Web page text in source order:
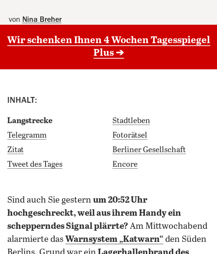
von Nina Breher
Wir schenken Ihnen 4 Wochen Tagesspiegel
Plus ➔
INHALT:
Langstrecke
Telegramm
Zitat
Tweet des Tages
Stadtleben
Fotorätsel
Berliner Gesellschaft
Encore
sind auch Sie gestern um 20:52 Uhr
hochgeschreckt, weil aus ihrem Handy ein
schepperndes Signal plärrte? Am Mittwochabend
alarmierte das Warnsystem „Katwarn“ den Süden